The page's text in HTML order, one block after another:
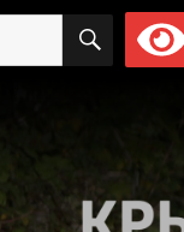
ПОИСК